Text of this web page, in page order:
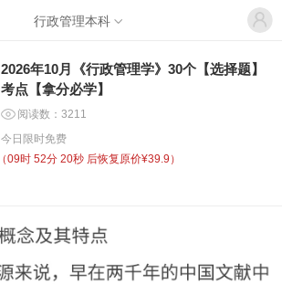
行政管理本科
2026年10月《行政管理学》30个【选择题】
考点【拿分必学】
阅读数：3211
今日限时免费
（09时 52分 20秒 后恢复原价¥39.9）